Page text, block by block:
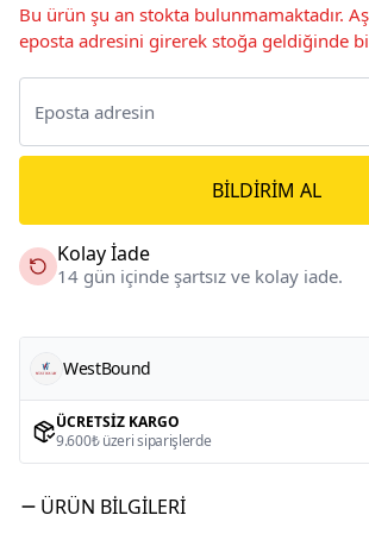
Bu ürün şu an stokta bulunmamaktadır.
eposta adresini girerek stoğa geldiğinde
BILDIRIM AL
Kolay İade
14 gün içinde şartsız ve kolay iade.
WestBound
ÜCRETSIZ KARGO
9.600₺ üzeri siparişlerde
ÜRÜN BILGILERI